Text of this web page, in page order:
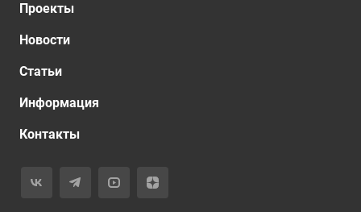
Проекты
Новости
Статьи
Информация
Контакты